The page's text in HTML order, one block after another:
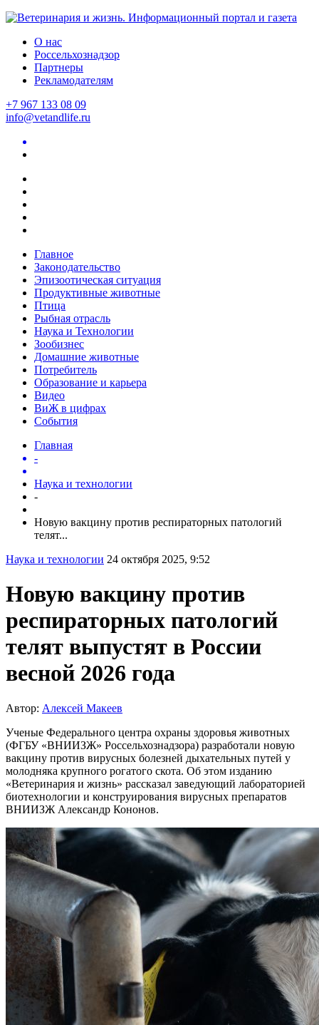
О нас
Россельхознадзор
Партнеры
Рекламодателям
+7 967 133 08 09
info@vetandlife.ru
Главное
Законодательство
Эпизоотическая ситуация
Продуктивные животные
Птица
Рыбная отрасль
Наука и Технологии
Зообизнес
Домашние животные
Потребитель
Образование и карьера
Видео
ВиЖ в цифрах
События
Главная
-
Наука и технологии
-
Новую вакцину против респираторных патологий
телят...
Наука и технологии 24 октября 2025, 9:52
Новую вакцину против
респираторных патологий
телят выпустят в России
весной 2026 года
Автор: Алексей Макеев
Ученые Федерального центра охраны здоровья животных
(ФГБУ «ВНИИЗЖ» Россельхознадзора) разработали новую
вакцину против вирусных болезней дыхательных путей у
молодняка крупного рогатого скота. Об этом изданию
«Ветеринария и жизнь» рассказал заведующий лабораторией
биотехнологии и конструирования вирусных препаратов
ВНИИЗЖ Александр Кононов.